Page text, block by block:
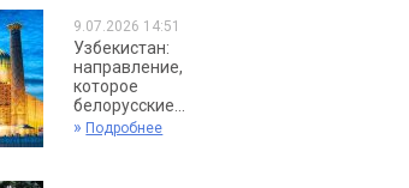
9.07.2026 14:51
Узбекистан:
направление,
которое
белорусские...
» Подробнее